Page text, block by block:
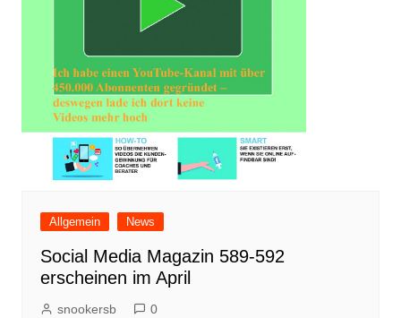
Allgemein News
Social Media Magazin 589-592
erscheinen im April
snookersb 0